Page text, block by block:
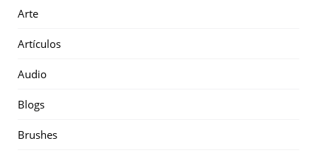
Arte
Artículos
Audio
Blogs
Brushes